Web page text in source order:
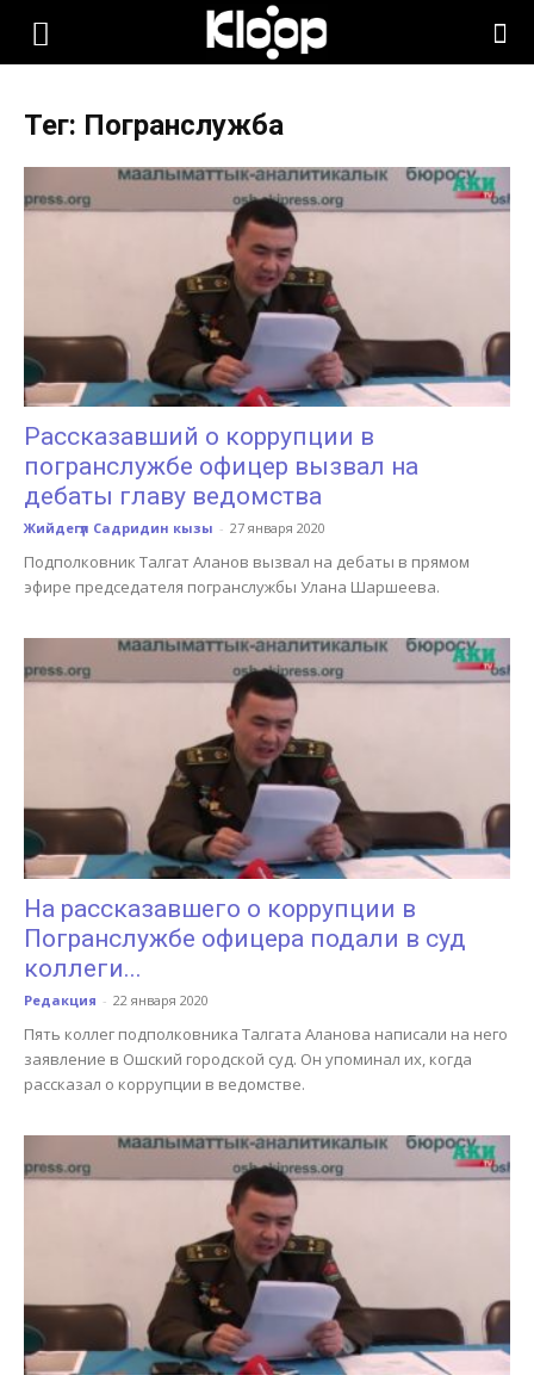
KLOOP.KG
Кыргызстана
Тег: Погранслужба
Рассказавший о коррупции в
погранслужбе офицер вызвал на
дебаты главу ведомства
Жийдегүл Садридин кызы - 27 января 2020
Подполковник Талгат Аланов вызвал на дебаты в прямом
эфире председателя погранслужбы Улана Шаршеева.
На рассказавшего о коррупции в
Погранслужбе офицера подали в суд
коллеги...
Редакция - 22 января 2020
Пять коллег подполковника Талгата Аланова написали на него
заявление в Ошский городской суд. Он упоминал их, когда
рассказал о коррупции в ведомстве.